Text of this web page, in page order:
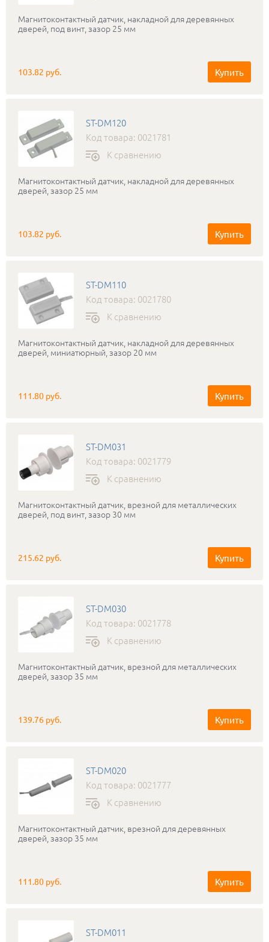
Магнитоконтактный датчик, накладной для деревянных
дверей, под винт, зазор 25 мм
103.82 руб. Купить
ST-DM120
Код товара: 0021781
К сравнению
Магнитоконтактный датчик, накладной для деревянных
дверей, зазор 25 мм
103.82 руб. Купить
ST-DM110
Код товара: 0021780
К сравнению
Магнитоконтактный датчик, накладной для деревянных
дверей, миниатюрный, зазор 20 мм
111.80 руб. Купить
ST-DM031
Код товара: 0021779
К сравнению
Магнитоконтактный датчик, врезной для металлических
дверей, под винт, зазор 30 мм
215.62 руб. Купить
ST-DM030
Код товара: 0021778
К сравнению
Магнитоконтактный датчик, врезной для металлических
дверей, зазор 35 мм
139.76 руб. Купить
ST-DM020
Код товара: 0021777
К сравнению
Магнитоконтактный датчик, врезной для деревянных
дверей, зазор 35 мм
111.80 руб. Купить
ST-DM011